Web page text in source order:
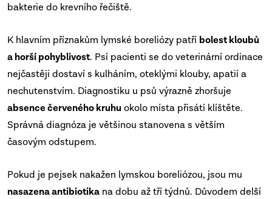
bakterie do krevního řečiště.
K hlavním příznakům lymské boreliózy patří bolest kloubů
a horší pohyblivost. Psí pacienti se do veterinární ordinace
nejčastěji dostaví s kulháním, oteklými klouby, apatií a
nechutenstvím. Diagnostiku u psů výrazně zhoršuje
absence červeného kruhu okolo místa přisátí klíštěte.
Správná diagnóza je většinou stanovena s větším
časovým odstupem.
Pokud je pejsek nakažen lymskou boreliózou, jsou mu
nasazena antibiotika na dobu až tří týdnů. Důvodem delší